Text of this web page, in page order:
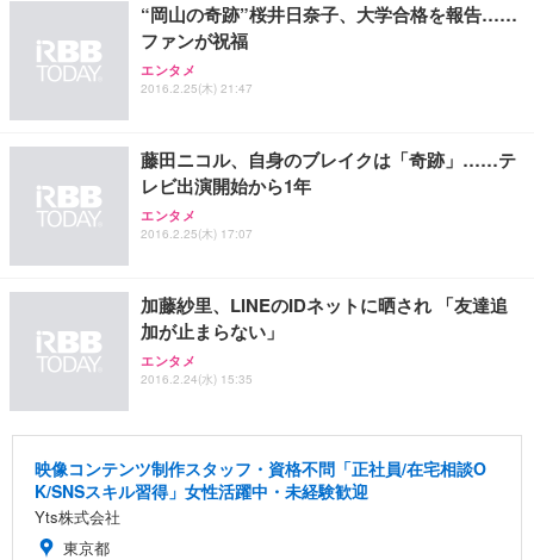
“岡山の奇跡”桜井日奈子、大学合格を報告……
ファンが祝福
エンタメ
2016.2.25(木) 21:47
藤田ニコル、自身のブレイクは「奇跡」……テ
レビ出演開始から1年
エンタメ
2016.2.25(木) 17:07
加藤紗里、LINEのIDネットに晒され 「友達追
加が止まらない」
エンタメ
2016.2.24(水) 15:35
映像コンテンツ制作スタッフ・資格不問「正社員/在宅相談O
K/SNSスキル習得」女性活躍中・未経験歓迎
Yts株式会社
東京都